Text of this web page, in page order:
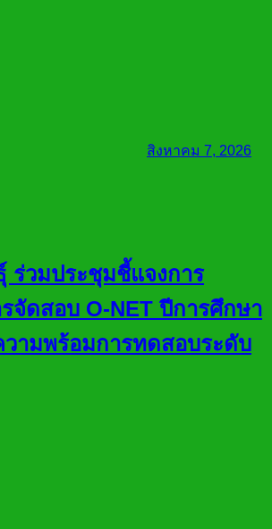
สิงหาคม 7, 2026
ร่วมประชุมชี้แจงการ
จัดสอบ O-NET ปีการศึกษา
วามพร้อมการทดสอบระดับ